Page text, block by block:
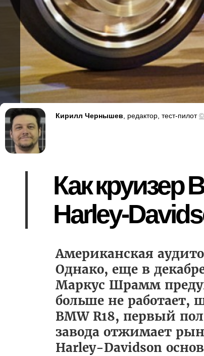
Кирилл Чернышев , редактор, тест-пилот
Как круизер
Harley-
Американская
Однако, еще в
Маркус Шрамм
больше не работает,
BMW R18, первый
завода отжимает
Harley-Davidson